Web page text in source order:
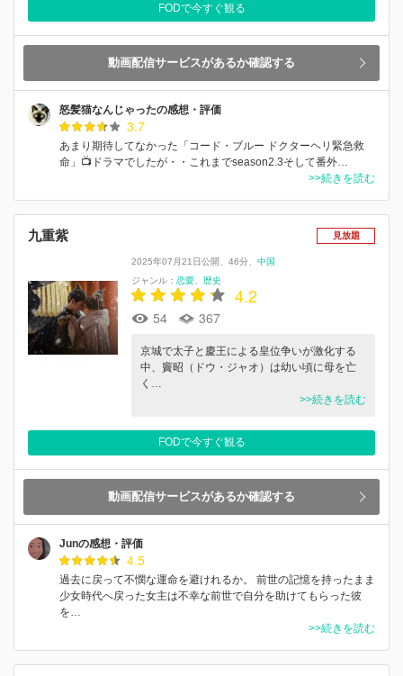
FODで今すぐ観る
動画配信サービスがあるか確認する
怒髪猫なんじゃったの感想・評価
3.7
あまり期待してなかった「コード・ブルー ドクターヘリ緊急救
命」📺ドラマでしたが・・これまでseason2.3そして番外…
>>続きを読む
九重紫 見放題
2025年07月21日公開 46分
中国
ジャンル： 恋愛 歴史
4.2
54 367
京城で太子と慶王による皇位争いが激化する
中、竇昭（ドウ・ジャオ）は幼い頃に母を亡
く…
>>続きを読む
FODで今すぐ観る
動画配信サービスがあるか確認する
Junの感想・評価
4.5
過去に戻って不憫な運命を避けれるか。 前世の記憶を持ったまま
少女時代へ戻った女主は不幸な前世で自分を助けてもらった彼
を…
>>続きを読む